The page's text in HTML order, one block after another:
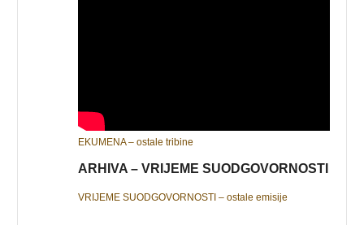
EKUMENA – ostale tribine
ARHIVA – VRIJEME SUODGOVORNOSTI
VRIJEME SUODGOVORNOSTI – ostale emisije